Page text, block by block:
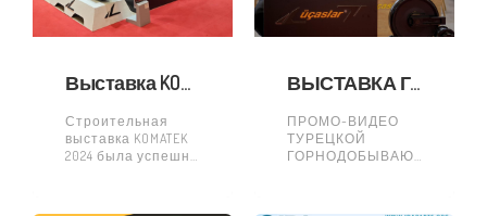
Выставка KOMATEK 2024 была успешно завершена
Строительная
выставка KOMATEK
2024 была успешно
ВЫСТАВКА ГОРНОДОБЫВАЮЩЕЙ ПРОМЫШЛЕННОСТИ ТУРЦИИ, РЕКЛАМНЫЙ РОЛИК 2024 ГОДА
ПРОМО-ВИДЕО
ТУРЕЦКОЙ
ГОРНОДОБЫВАЮЩЕЙ